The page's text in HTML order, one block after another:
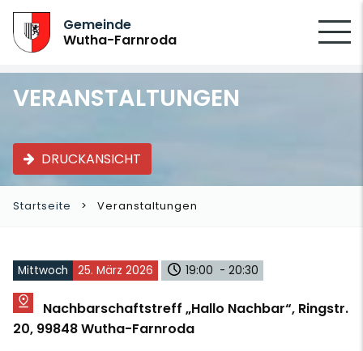
Gemeinde
Wutha-Farnroda
VERANSTALTUNGEN
DRUCKANSICHT
Startseite Veranstaltungen
Mittwoch 25. März 2026 19:00 - 20:30
Nachbarschaftstreff „Hallo Nachbar“, Ringstr.
20, 99848 Wutha-Farnroda